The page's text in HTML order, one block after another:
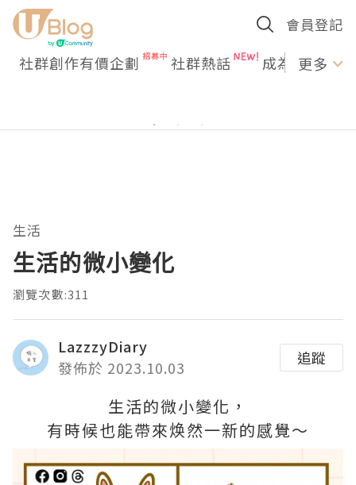
會員登記
社群創作有價企劃 社群熱話 成為U更多
生活
生活的微小變化
瀏覽次數:311
LazzzyDiary
發佈於 2023.10.03
追蹤
生活的微小變化，
有時候也能帶來焕然一新的感覺～